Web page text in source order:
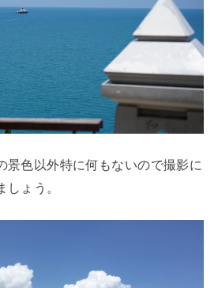
景色以外特に何もないので撮影に
ょう。